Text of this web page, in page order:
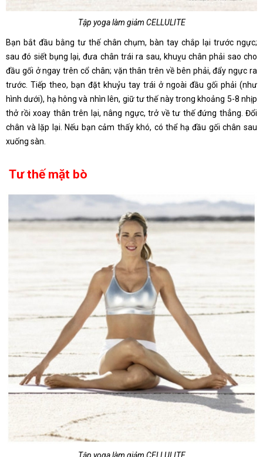
Tập yoga làm giảm CELLULITE
Bạn bắt đầu bằng tư thế chân chụm, bàn tay chắp lại trước ngực;
sau đó siết bụng lại, đưa chân trái ra sau, khuỵu chân phải sao cho
đầu gối ở ngay trên cổ chân; vặn thân trên về bên phải, đẩy ngực ra
trước. Tiếp theo, bạn đặt khuỷu tay trái ở ngoài đầu gối phải (như
hình dưới), hạ hông và nhìn lên, giữ tư thế này trong khoảng 5-8 nhịp
thở rồi xoay thân trên lại, nâng ngực, trở về tư thế đứng thẳng. Đổi
chân và lặp lại. Nếu bạn cảm thấy khó, có thể hạ đầu gối chân sau
xuống sàn.
Tư thế mặt bò